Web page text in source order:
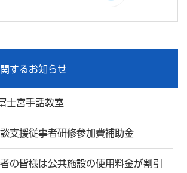
するお知らせ
士宮手話教室
支援従事者研修参加費補助金
の皆様は公共施設の使用料金が割引